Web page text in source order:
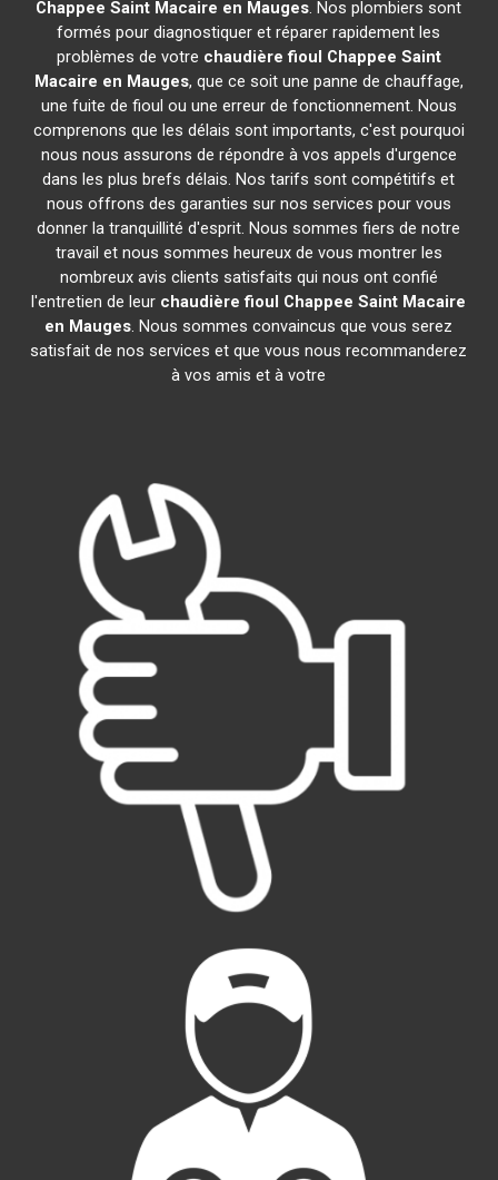
Chappee Saint Macaire en Mauges. Nos plombiers sont
formés pour diagnostiquer et réparer rapidement les
problèmes de votre chaudière fioul Chappee Saint
Macaire en Mauges, que ce soit une panne de chauffage,
une fuite de fioul ou une erreur de fonctionnement. Nous
comprenons que les délais sont importants, c'est pourquoi
nous nous assurons de répondre à vos appels d'urgence
dans les plus brefs délais. Nos tarifs sont compétitifs et
nous offrons des garanties sur nos services pour vous
donner la tranquillité d'esprit. Nous sommes fiers de notre
travail et nous sommes heureux de vous montrer les
nombreux avis clients satisfaits qui nous ont confié
l'entretien de leur chaudière fioul Chappee Saint Macaire
en Mauges. Nous sommes convaincus que vous serez
satisfait de nos services et que vous nous recommanderez
à vos amis et à votre